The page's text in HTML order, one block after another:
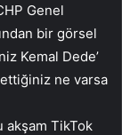
Genel
bir görsel
Kemal Dede’
ne varsa
akşam TikTok